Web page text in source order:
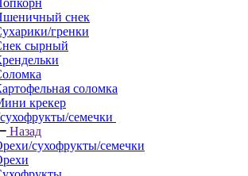
снек
гренки
сырный
соломка
крекер
семечки
Назад
сухофрукты/семечки